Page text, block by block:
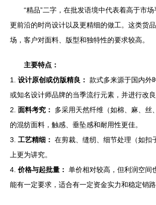
“精品”二字，在批发语境中代表着高于市场
更前沿的时尚设计以及更精细的做工。这类货
场，客户对面料、版型和独特性的要求较高。
主要特点：
1. 设计原创或仿版精良： 款式多来源于国内外
或知名设计师品牌的当季流行元素，并进行改良
2. 面料考究：
多采用天然纤维（如棉、麻、丝
的混纺面料，触感、垂坠感和耐用性更佳。
3. 工艺精细： 在剪裁、缝纫、细节处理（如扣
上更为讲究。
4. 价格与起批量： 单价相对较高，但利润空间
能有一定要求，适合有一定资金实力和稳定销路